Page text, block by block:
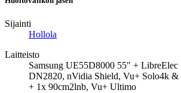
Sijainti
Hollola
Laitteisto
Samsung UE55D8000 55" +
DN2820, nVidia Shield, Vu+ Solo4k &
+ 1x 90cm2lnb, Vu+ Ultimo